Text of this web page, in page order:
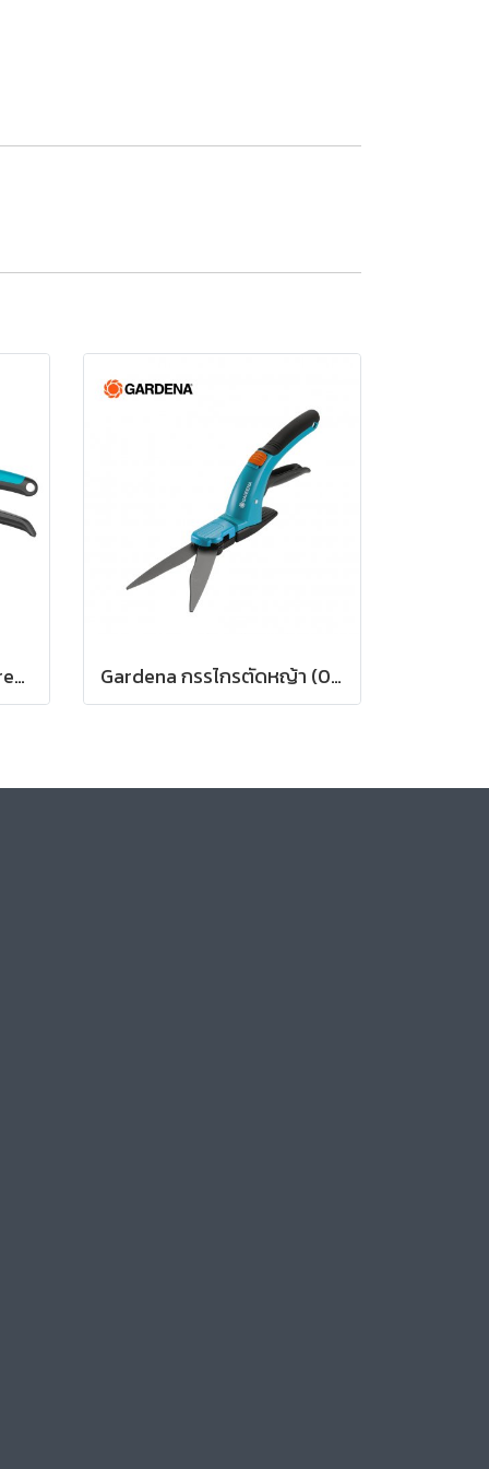
Gardena กรรไกรตัดกิ่ง PremiumCut Pro Flex สำหรับตัดกิ่งกว้างสูงสุด 24 มม. (12252-20) Gardena กรรไกรตัดหญ้า (08733-20)